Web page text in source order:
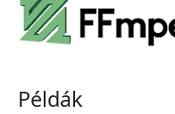
Példák